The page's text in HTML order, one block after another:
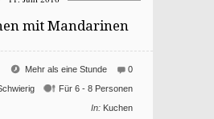
mit Mandarinen
0
Mehr als eine Stunde
Für 6 - 8 Personen
In: Kuchen